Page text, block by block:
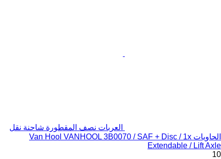
العربات نصف المقطورة شاحنة نقل
الحاويات Van Hool VANHOOL 3B0070 / SAF + Disc / 1x
Extendable / Lift Axle
10